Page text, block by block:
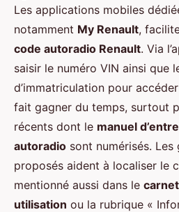
Les applications mobiles
notamment My Renault,
code autoradio Renault. Via
saisir le numéro VIN ainsi que
d’immatriculation pour
fait gagner du temps, surtout
récents dont le manuel
autoradio sont numérisés.
proposés aident à localiser le
mentionné aussi dans le
utilisation ou la rubrique «